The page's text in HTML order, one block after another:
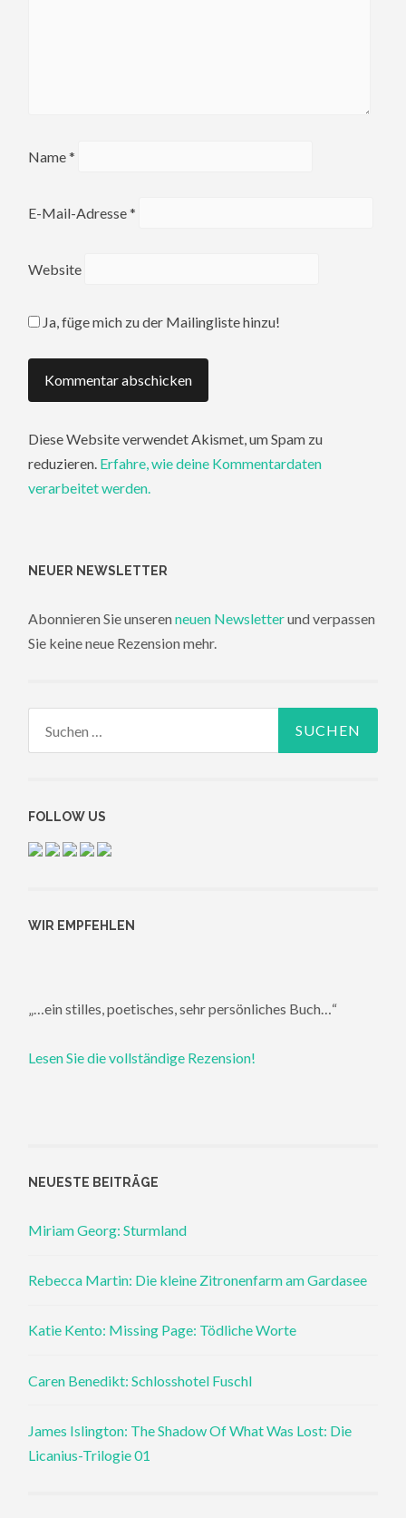
Name*
E-Mail-Adresse*
Website
Ja, füge mich zu der Mailingliste hinzu!
Diese Website verwendet Akismet, um Spam zu
reduzieren. Erfahre, wie deine Kommentardaten
verarbeitet werden.
NEUER NEWSLETTER
Abonnieren Sie unserenneuen Newsletterund verpassen
Sie keine neue Rezension mehr.
FOLLOW US
WIR EMPFEHLEN
„…ein stilles, poetisches, sehr persönliches Buch…“
Lesen Sie die vollständige Rezension!
NEUESTE BEITRÄGE
Miriam Georg: Sturmland
Rebecca Martin: Die kleine Zitronenfarm am Gardasee
Katie Kento: Missing Page: Tödliche Worte
Caren Benedikt: Schlosshotel Fuschl
James Islington: The Shadow Of What Was Lost: Die
Licanius-Trilogie 01